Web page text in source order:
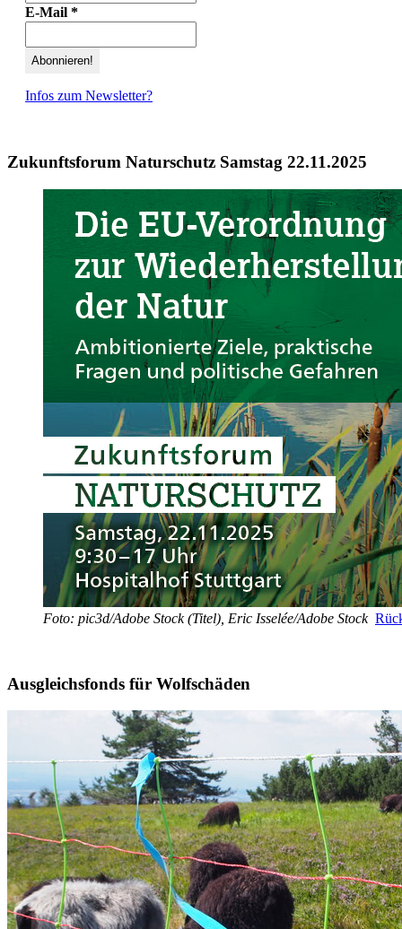
E-Mail *
Infos zum Newsletter?
Zukunftsforum Naturschutz Samstag 22.11.2025
Foto: pic3d/Adobe Stock (Titel), Eric Isselée/Adobe Stock
Ausgleichsfonds für Wolfschäden